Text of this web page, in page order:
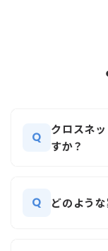
Q
クロスネ
すか？
Q どのよう